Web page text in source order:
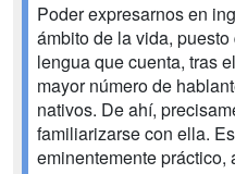
Poder expresarnos en
ámbito de la vida,
lengua que cuenta, tras
mayor número de
nativos. De ahí,
familiarizarse con ella.
eminentemente práctico,